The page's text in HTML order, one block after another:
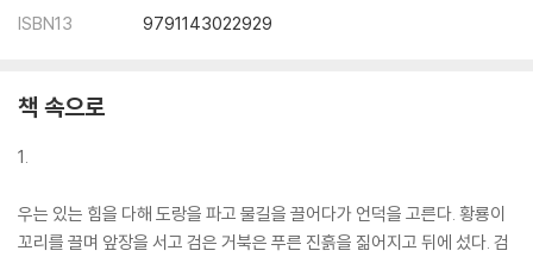
ISBN13
9791143022929
책 속으로
1.
우는 있는 힘을 다해 도랑을 파고 물길을 끌어다가 언덕을 고른다. 황룡이
꼬리를 끌며 앞장을 서고 검은 거북은 푸른 진흙을 짊어지고 뒤에 섰다. 검